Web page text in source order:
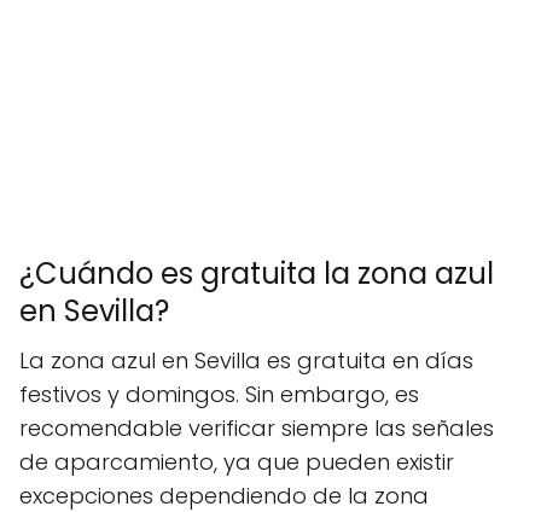
¿Cuándo es gratuita la zona azul
en Sevilla?
La zona azul en Sevilla es gratuita en días
festivos y domingos. Sin embargo, es
recomendable verificar siempre las señales
de aparcamiento, ya que pueden existir
excepciones dependiendo de la zona